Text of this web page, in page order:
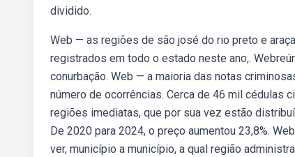
dividido.
Web — as regiões de são josé do rio preto e
registrados em todo o estado neste ano,.
conurbação. Web — a maioria das notas
número de ocorrências. Cerca de 46 mil cédulas
regiões imediatas, que por sua vez estão
De 2020 para 2024, o preço aumentou 23,8%.
ver, município a município, a qual região